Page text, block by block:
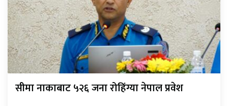
सीमा नाकाबाट ५२६ जना रोहिंग्या नेपाल प्रवेश